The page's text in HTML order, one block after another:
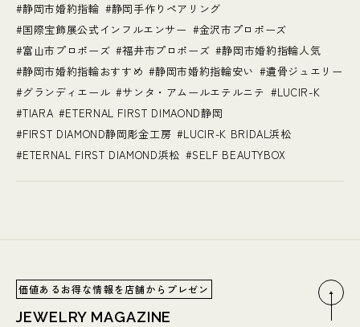
静岡市婚約指輪
静岡手作りペアリング
国際宝飾展公式インフルエンサー
金沢市プロポーズ
富山市プロポーズ
福井市プロポーズ
静岡市婚約指輪人気
静岡市婚約指輪おすすめ
静岡市婚約指輪安い
遺骨ジュエリー
グランディエール
サンタ・アムールエテルニテ
LUCIR-K
TIARA
ETERNAL FIRST DIMAOND静岡
FIRST DIAMOND静岡彫金工房
LUCIR-K BRIDAL浜松
ETERNAL FIRST DIAMOND浜松
SELF BEAUTYBOX
価値あるお得な情報を店舗からプレゼン
JEWELRY MAGAZINE